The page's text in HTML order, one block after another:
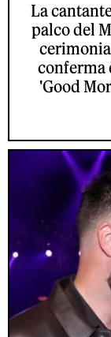
La
palco del
conferma
'Good